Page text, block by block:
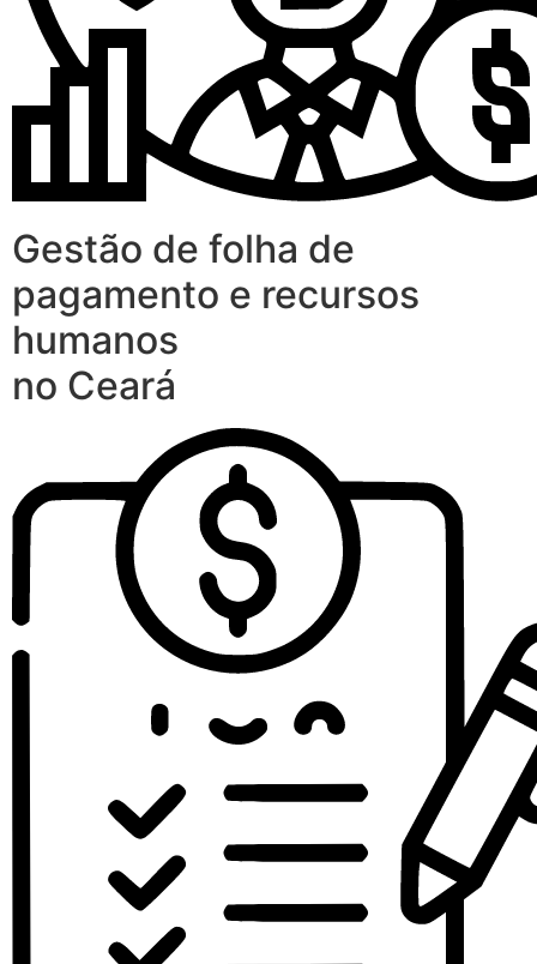
Gestão de folha de
pagamento e recursos
humanos
no Ceará